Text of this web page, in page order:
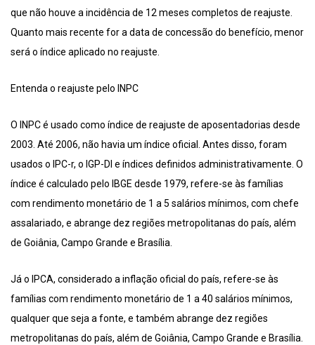
que não houve a incidência de 12 meses completos de reajuste.
Quanto mais recente for a data de concessão do benefício, menor
será o índice aplicado no reajuste.
Entenda o reajuste pelo INPC
O INPC é usado como índice de reajuste de aposentadorias desde
2003. Até 2006, não havia um índice oficial. Antes disso, foram
usados o IPC-r, o IGP-DI e índices definidos administrativamente. O
índice é calculado pelo IBGE desde 1979, refere-se às famílias
com rendimento monetário de 1 a 5 salários mínimos, com chefe
assalariado, e abrange dez regiões metropolitanas do país, além
de Goiânia, Campo Grande e Brasília.
Já o IPCA, considerado a inflação oficial do país, refere-se às
famílias com rendimento monetário de 1 a 40 salários mínimos,
qualquer que seja a fonte, e também abrange dez regiões
metropolitanas do país, além de Goiânia, Campo Grande e Brasília.